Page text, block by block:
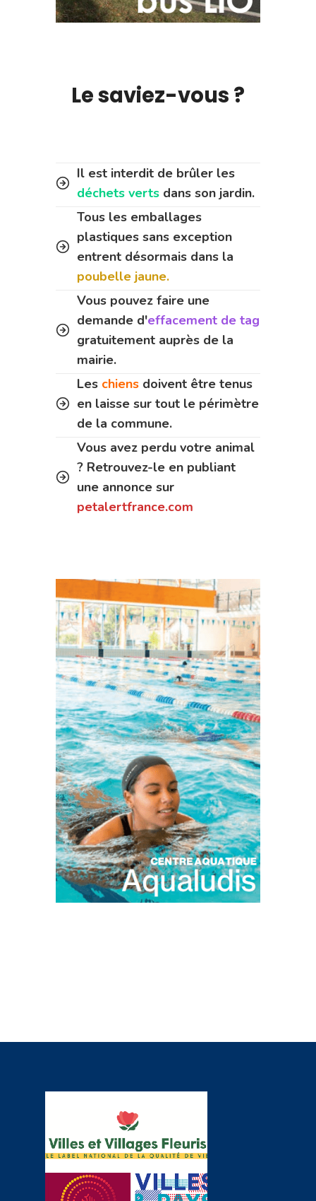
Le saviez-vous ?
Il est interdit de brûler les
déchets verts dans son jardin.
Tous les emballages
plastiques sans exception
entrent désormais dans la
poubelle jaune.
Vous pouvez faire une
demande d'effacement de tag
gratuitement auprès de la
mairie.
Les chiens doivent être tenus
en laisse sur tout le périmètre
de la commune.
Vous avez perdu votre animal
? Retrouvez-le en publiant
une annonce sur
petalertfrance.com